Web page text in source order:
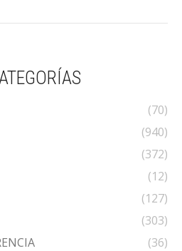
(70)
(940)
(372)
(12)
(127)
(303)
(36)